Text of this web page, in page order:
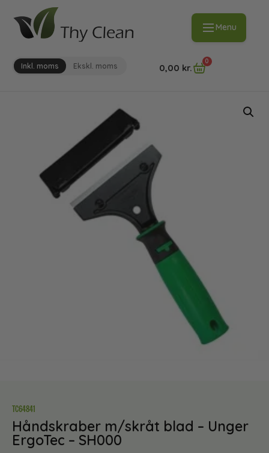
Menu
Inkl. moms Ekskl. moms 0,00 kr.
0
TC64841
Håndskraber m/skråt blad – Unger
ErgoTec – SH000